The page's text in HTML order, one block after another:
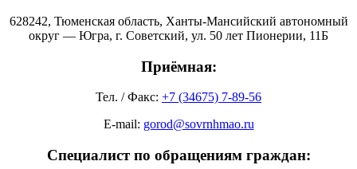
628242, Тюменская область, Ханты-Мансийский автономный
округ — Югра, г. Советский, ул. 50 лет Пионерии, 11Б
Приёмная:
Тел. / Факс: +7 (34675) 7-89-56
E-mail: gorod@sovrnhmao.ru
Специалист по обращениям граждан: